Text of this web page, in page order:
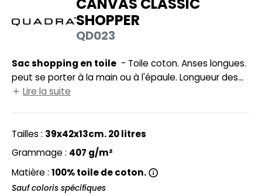
VISIBILITE
MODULABLES
LABEL / TEAR AWAY
SI ON L'APPELAIT FRANCIS
BY PROMODORO
HALES
ROW
SHOPPER
QD023
Sac shopping en toile
peut se porter à la main ou à l'épaule. Longueur des
anses: 58cm.
Lire la suite
Tailles : 39x42x13cm. 20 litres
Grammage : 407 g/m²
Matière : 100% toile de coton.
Sauf coloris spécifiques